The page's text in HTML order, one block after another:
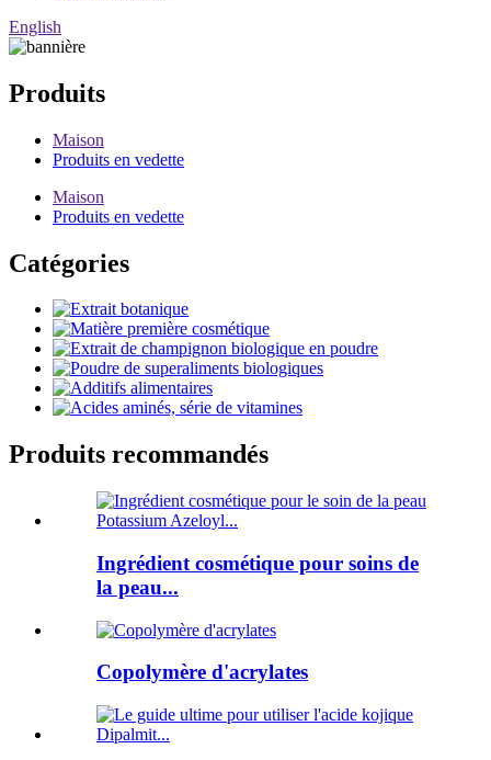
English
Produits
Maison
Produits en vedette
Maison
Produits en vedette
Catégories
Produits recommandés
Ingrédient cosmétique pour soins de
la peau...
Copolymère d'acrylates